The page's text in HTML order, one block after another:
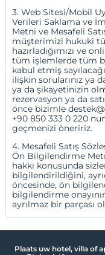
Bescherming van
Carrières
3. Web Sitesi/Mobil
Verileri Saklama ve
Metni ve Mesafeli
müşterimizi hukuki
hazırladığımızı ve
tüm işlemlerde tüm
kabul etmiş
ilişkin sorularınız ya
ya da şikayetinizin
rezervasyon ya da
önce bizimle
+90 850 333 0 220
geçmenizi öneririz.
4. Mesafeli Satış
Ön Bilgilendirme
hakkı konusunda
bilgilendirildiğini,
öncesinde, ön
bilgilendirme
ayrılmaz bir parçası
Plaats uw hotel, villa of